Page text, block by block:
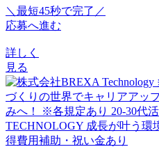
＼最短45秒で完了／
応募へ進む
詳しく
見る